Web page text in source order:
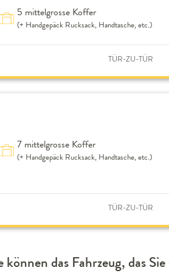
5 mittelgrosse Koffer
(+ Handgepäck Rucksack, Handtasche, etc.)
TÜR-ZU-TÜR
7 mittelgrosse Koffer
(+ Handgepäck Rucksack, Handtasche, etc.)
TÜR-ZU-TÜR
können das Fahrzeug, das